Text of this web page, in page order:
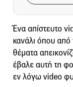
Ένα απίστευτο
κανάλι όπου από
θέματα
έβαλε αυτή τη
εν λόγω video